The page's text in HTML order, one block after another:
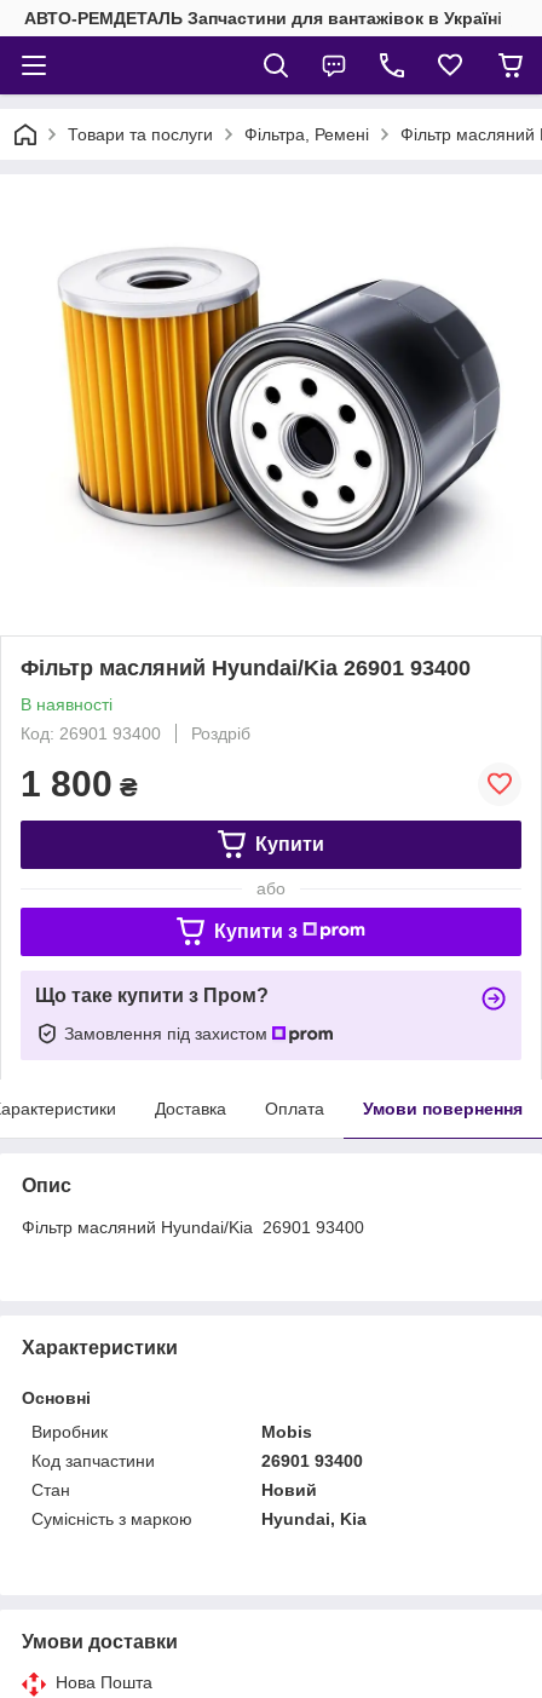
АВТО-РЕМДЕТАЛЬ Запчастини для вантажівок в Україні
Товари та послуги Фільтра, Ремені Фільтр
Фільтр масляний Hyundai/Kia 26901 93400
В наявності
Код: 26901 93400
Роздріб
1 800 ₴
Купити
або
Купити з
Що таке купити з Пром?
Замовлення під захистом
Доставка Оплата Умови повернення
Опис
Фільтр масляний Hyundai/Kia 26901 93400
Характеристики
Основні
Виробник
Mobis
Код запчастини
26901 93400
Стан
Новий
Сумісність з маркою
Hyundai, Kia
Умови доставки
Нова Пошта